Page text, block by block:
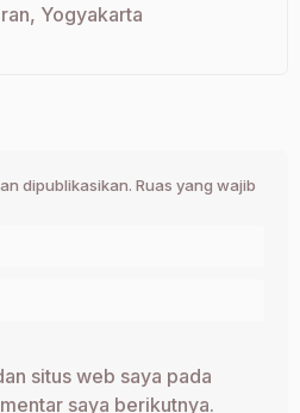
Yogyakarta
dipublikasikan. Ruas yang wajib
situs web saya pada
saya berikutnya.